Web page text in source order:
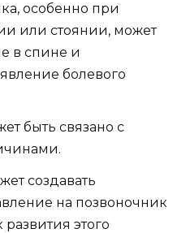
особенно при
или стоянии, может
в спине и
болевого
быть связано с
создавать
на позвоночник
этого